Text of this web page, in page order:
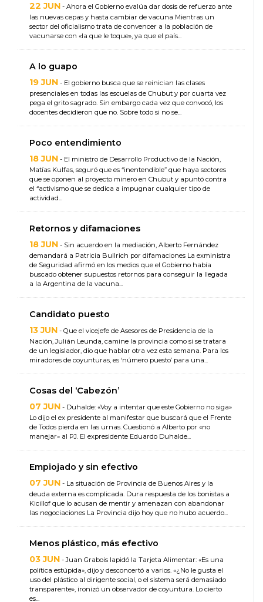
22 JUN - Ahora el Gobierno evalúa dar dosis de refuerzo ante
las nuevas cepas y hasta cambiar de vacuna Mientras un
sector del oficialismo trata de convencer a la población de
vacunarse con «la que le toque», ya que el país...
A lo guapo
19 JUN - El gobierno busca que se reinician las clases
presenciales en todas las escuelas de Chubut y por cuarta vez
pega el grito sagrado. Sin embargo cada vez que convocó, los
docentes decidieron que no. Sobre todo si no se...
Poco entendimiento
18 JUN - El ministro de Desarrollo Productivo de la Nación,
Matías Kulfas, seguró que es “inentendible” que haya sectores
que se oponen al proyecto minero en Chubut y apuntó contra
el “activismo que se dedica a impugnar cualquier tipo de
actividad...
Retornos y difamaciones
18 JUN - Sin acuerdo en la mediación, Alberto Fernández
demandará a Patricia Bullrich por difamaciones La exministra
de Seguridad afirmó en los medios que el Gobierno había
buscado obtener supuestos retornos para conseguir la llegada
a la Argentina de la vacuna...
Candidato puesto
13 JUN - Que el vicejefe de Asesores de Presidencia de la
Nación, Julián Leunda, camine la provincia como si se tratara
de un legislador, dio que hablar otra vez esta semana. Para los
miradores de coyunturas, es ‘número puesto’ para una...
Cosas del ‘Cabezón’
07 JUN - Duhalde: «Voy a intentar que este Gobierno no siga»
Lo dijo el ex presidente al manifestar que buscará que el Frente
de Todos pierda en las urnas. Cuestionó a Alberto por «no
manejar» al PJ. El expresidente Eduardo Duhalde...
Empiojado y sin efectivo
07 JUN - La situación de Provincia de Buenos Aires y la
deuda externa es complicada. Dura respuesta de los bonistas a
Kicillof que lo acusan de mentir y amenazan con abandonar
las negociaciones La Provincia dijo hoy que no hubo acuerdo...
Menos plástico, más efectivo
03 JUN - Juan Grabois lapidó la Tarjeta Alimentar: «Es una
política estúpida», dijo y desconcertó a varios. «¿No le gusta el
uso del plástico al dirigente social, o el sistema será demasiado
transparente», ironizó un observador de coyuntura. Lo cierto
es...